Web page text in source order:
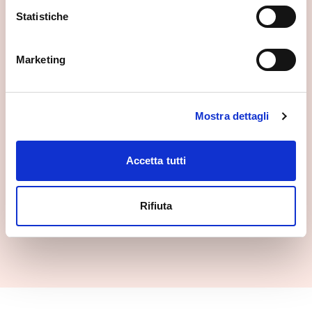
Statistiche
Marketing
Mostra dettagli
Accetta tutti
Rifiuta
Palazzo Besta